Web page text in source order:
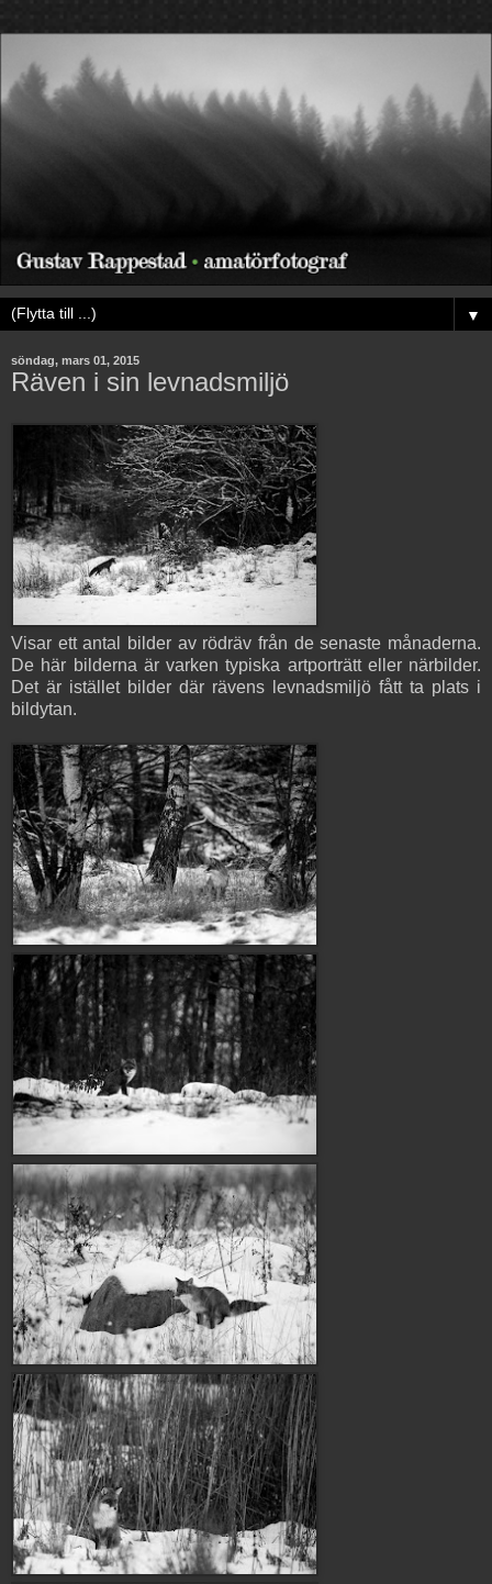
▼
söndag, mars 01, 2015
Räven i sin levnadsmiljö
Visar ett antal bilder av rödräv från de senaste månaderna.
De här bilderna är varken typiska artporträtt eller närbilder.
Det är istället bilder där rävens levnadsmiljö fått ta plats i
bildytan.